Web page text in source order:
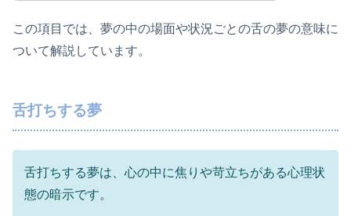
この項目では、夢の中の場面や状況ごとの舌の夢の意味に
ついて解説しています。
舌打ちする夢
舌打ちする夢は、心の中に焦りや苛立ちがある心理状
態の暗示です。